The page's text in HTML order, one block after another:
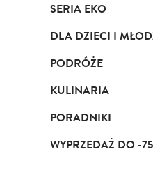
SERIA EKO
DLA DZIECI I
PODRÓŻE
KULINARIA
PORADNIKI
WYPRZEDAŻ DO -